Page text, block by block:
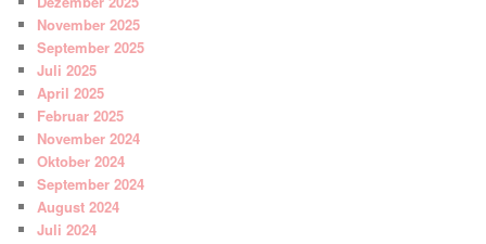
November 2025
September 2025
Juli 2025
April 2025
Februar 2025
November 2024
Oktober 2024
September 2024
August 2024
Juli 2024